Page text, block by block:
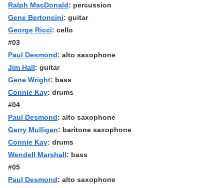
Ralph MacDonald: percussion
Gene Bertoncini: guitar
George Ricci: cello
#03
Paul Desmond: alto saxophone
Jim Hall: guitar
Gene Wright: bass
Connie Kay: drums
#04
Paul Desmond: alto saxophone
Gerry Mulligan: baritone saxophone
Connie Kay: drums
Wendell Marshall: bass
#05
Paul Desmond: alto saxophone